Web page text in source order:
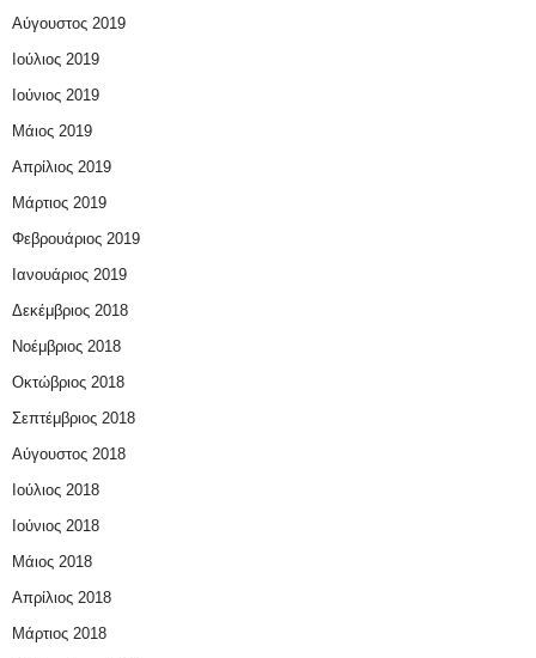
Αύγουστος 2019
Ιούλιος 2019
Ιούνιος 2019
Μάιος 2019
Απρίλιος 2019
Μάρτιος 2019
Φεβρουάριος 2019
Ιανουάριος 2019
Δεκέμβριος 2018
Νοέμβριος 2018
Οκτώβριος 2018
Σεπτέμβριος 2018
Αύγουστος 2018
Ιούλιος 2018
Ιούνιος 2018
Μάιος 2018
Απρίλιος 2018
Μάρτιος 2018